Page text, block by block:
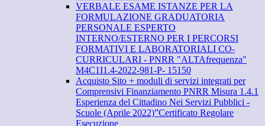
VERBALE ESAME ISTANZE PER LA
FORMULAZIONE GRADUATORIA
PERSONALE ESPERTO
INTERNO/ESTERNO PER I PERCORSI
FORMATIVI E LABORATORIALI CO-
CURRICULARI - PNRR "ALTAfrequenza"
M4C1I1.4-2022-981-P- 15150
Acquisto Sito + moduli di servizi integrati per
Comprensivi Finanziamento PNRR Misura 1.4.1
Esperienza del Cittadino Nei Servizi Pubblici -
Scuole (Aprile 2022)”Certificato Regolare
Esecuzione